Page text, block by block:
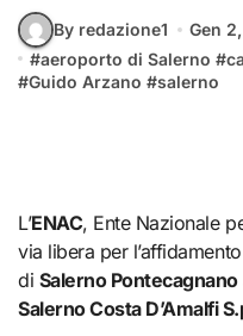
By redazione1 Gen
#aeroporto di Salerno #
#Guido Arzano #salerno
L’ENAC, Ente Nazionale
via libera per
di Salerno Pontecagnano
Salerno Costa D’Amalfi